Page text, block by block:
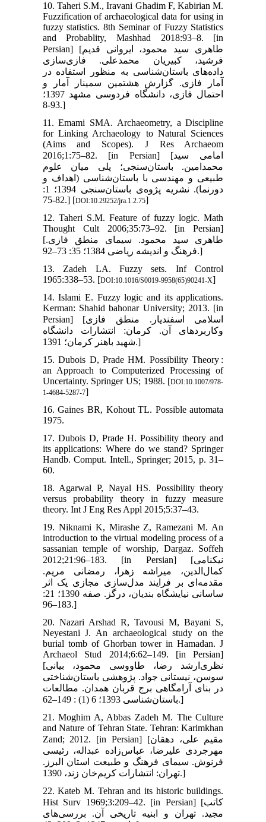
10. Taheri S.M., Iravani Ghadim F, Kabirian M.
Fuzzification of archaeological data for using in
fuzzy statistics. 8th Seminar of Fuzzy Statistics
and Probablity, Mashhad 2018:93–8. [in
Persian] [طاهری سید محمود، ایروانی قدیم
فرشید، کبیریان محمدعلی. فازی‌سازی
داده‌های باستان‌شناسی به منظور استفاده در
آمار فازی. گزارش هشتمین سمینار آمار و
احتمال فازی، دانشگاه فردوسی مشهد 1397؛
93-8.]
11. Emami SMA. Archaeometry, a Discipline
for Linking Archaeology to Natural Sciences
(Aims and Scopes). J Res Archaeom
2016;1:75–82. [in Persian] [امامی سید
محمدامین. باستان‌سنجی؛ پلی میان علوم
طبیعی و مهندسی با باستان‌شناسی (اهداف و
دورنما). نشریه پژوه‌ی باستان‌سنجی 1394؛ 1:
82-75.] [DOI:10.29252/jra.1.2.75]
12. Taheri S.M. Feature of fuzzy logic. Math
Thought Cult 2006;35:73–92. [in Persian]
[طاهری سید محمود. سیمای منطق فازی.
فرهنگ و اندیشه ریاضی 1384؛ 35: 73–92.]
13. Zadeh LA. Fuzzy sets. Inf Control
1965:338–53. [DOI:10.1016/S0019-9958(65)90241-X]
14. Islami E. Fuzzy logic and its applications.
Kerman: Shahid bahonar University; 2013. [in
Persian] [اسلامی اسفندیار. منطق فازی
وکاربردهای آن. کرمان: انتشارات دانشگاه
شهید باهنر کرمان؛ 1391.]
15. Dubois D, Prade HM. Possibility Theory :
an Approach to Computerized Processing of
Uncertainty. Springer US; 1988. [DOI:10.1007/978-
1-4684-5287-7]
16. Gaines BR, Kohout TL. Possible automata
1975.
17. Dubois D, Prade H. Possibility theory and
its applications: Where do we stand? Springer
Handb. Comput. Intell., Springer; 2015, p. 31–
60.
18. Agarwal P, Nayal HS. Possibility theory
versus probability theory in fuzzy measure
theory. Int J Eng Res Appl 2015;5:37–43.
19. Niknami K, Mirashe Z, Ramezani M. An
introduction to the virtual modeling process of a
sassanian temple of worship, Dargaz. Soffeh
2012;21:96–183. [in Persian] [نیکنامی
کمال‌الدین، میراشه زهرا، رمضانی مریم.
مقدمه‌ای بر فرایند مدل‌سازی مجازی یک اثر
ساسانی نیایشگاه بندیان، درگز. صفه 1390؛ 21:
183–96.]
20. Nazari Arshad R, Tavousi M, Bayani S,
Neyestani J. An archaeological study on the
burial tomb of Ghorban tower in Hamadan. J
Archaeol Stud 2014;6:62–149. [in Persian]
[نظری‌ارشد رضا، طاووسی محمود، بیانی
سوسن، نیستانی جواد. پژوهشی باستان‌شناختی
در بنای آرامگاهی برج قربان همدان. مطالعات
باستان‌شناسی 1393؛ 6 (1) : 149–62.]
21. Moghim A, Abbas Zadeh M. The Culture
and Nature of Tehran State. Tehran: Karimkhan
Zand; 2012. [in Persian] [مقیم علی، دهقان
مهرجردی علیرضا، عباس‌زاده عبداله، رئیسی
فرنوش. سیمای فرهنگ و طبیعت استان البرز.
تهران: انتشارات کریم‌خان زند، 1390.]
22. Kateb M. Tehran and its historic buildings.
Hist Surv 1969;3:209–42. [in Persian] [کاتب
مجید. تهران و ابنیه تاریخی آن. بررسی‌های